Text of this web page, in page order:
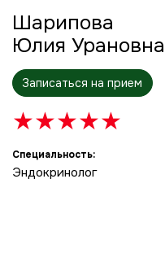
Шарипова
Юлия Урановна
Записаться на прием
★★★★★
Специальность:
Эндокринолог